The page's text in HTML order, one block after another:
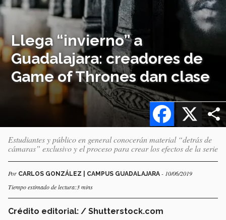
Llega “invierno” a
Guadalajara: creadores de
Game of Thrones dan clase
X
Facebook
Estudiantes y público en general conocerán material “detrás de
cámaras” exclusivo y el proceso para crear los efectos de la serie
Por CARLOS GONZÁLEZ | CAMPUS GUADALAJARA - 10/06/2019
Tiempo estimado de lectura:3 mins
Crédito editorial: / Shutterstock.com